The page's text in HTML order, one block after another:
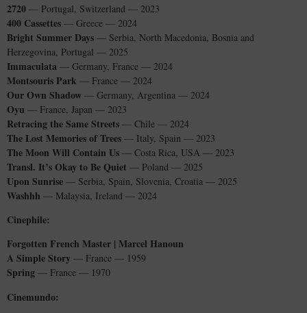
2720 — Portugal, Switzerland — 2023
400 Cassettes — Greece — 2024
Bright Summer Days — Serbia, North Macedonia, Bosnia and
Herzegovina, Portugal — 2025
Immaculata — Germany, France — 2024
Montsouris Park — France — 2024
Our Own Shadow — Germany, Argentina — 2024
Oyu — France, Japan — 2023
Retracing the Same Streets — Chile — 2024
The Lost Memories of Trees — Italy, Spain — 2023
The Moon Will Contain Us — Costa Rica, USA — 2023
Transl. It’s Okay to Be Quiet — Poland — 2025
Upon Sunrise — Serbia, Spain, Slovenia, Croatia — 2025
Washhh — Malaysia, Ireland — 2024
Cinephile:
Forgotten French Master | Marcel Hanoun
A Simple Story — France — 1959
Spring — France — 1970
Cinemundo: